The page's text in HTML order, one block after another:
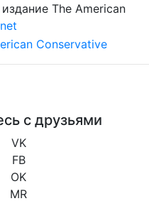
The American
с друзьями
VK
FB
OK
MR